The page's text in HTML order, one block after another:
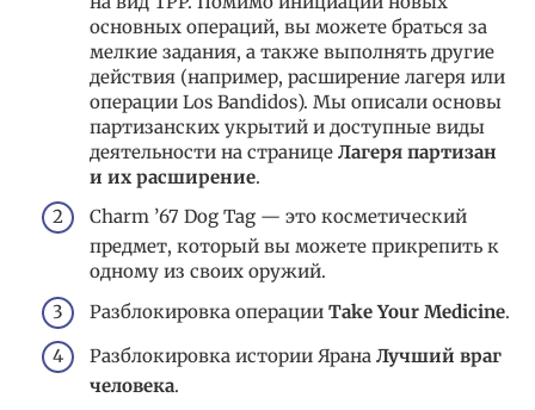
основных операций, вы можете браться за
мелкие задания, а также выполнять другие
действия (например, расширение лагеря или
операции Los Bandidos). Мы описали основы
партизанских укрытий и доступные виды
деятельности на странице Лагеря партизан
и их расширение.
Charm ’67 Dog Tag — это косметический
предмет, который вы можете прикрепить к
одному из своих оружий.
Разблокировка операции Take Your Medicine.
Разблокировка истории Ярана Лучший враг
человека.